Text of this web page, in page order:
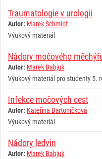
Traumatologie v urologii
Autor: Marek Schmidt
Výukový materiál
Nádory močového
Autor: Marek Babjuk
Výukový materiál pro studenty 5.
Infekce močových cest
Autor: Kateřina Bartoníčková
Výukový materiál
Nádory ledvin
Autor: Marek Babjuk